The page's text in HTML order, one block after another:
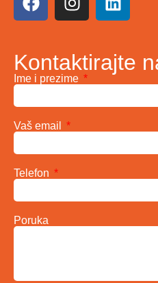
Kontaktirajte
Ime i prezime
Vaš email
Telefon
Poruka